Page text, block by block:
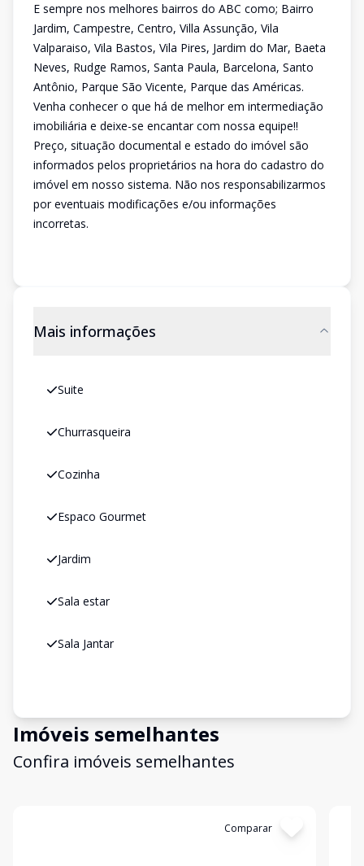
E sempre nos melhores bairros do ABC como; Bairro
Jardim, Campestre, Centro, Villa Assunção, Vila
Valparaiso, Vila Bastos, Vila Pires, Jardim do Mar, Baeta
Neves, Rudge Ramos, Santa Paula, Barcelona, Santo
Antônio, Parque São Vicente, Parque das Américas.
Venha conhecer o que há de melhor em intermediação
imobiliária e deixe-se encantar com nossa equipe!!
Preço, situação documental e estado do imóvel são
informados pelos proprietários na hora do cadastro do
imóvel em nosso sistema. Não nos responsabilizarmos
por eventuais modificações e/ou informações
incorretas.
Mais informações
Suite
Churrasqueira
Cozinha
Espaco Gourmet
Jardim
Sala estar
Sala Jantar
Imóveis semelhantes
Confira imóveis semelhantes
Comparar